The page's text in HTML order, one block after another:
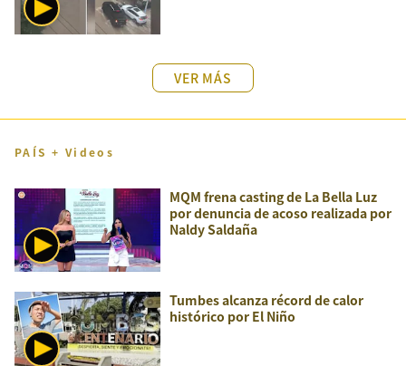
VER MÁS
PAÍS + Videos
MQM frena casting de La Bella Luz
por denuncia de acoso realizada por
Naldy Saldaña
Tumbes alcanza récord de calor
histórico por El Niño